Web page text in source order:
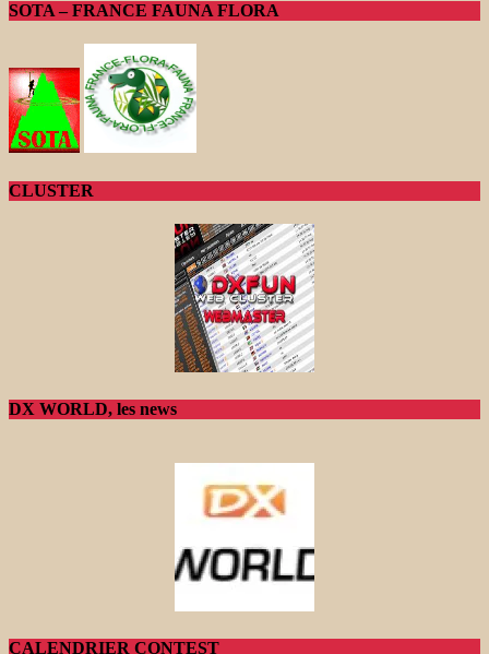
SOTA – FRANCE FAUNA FLORA
CLUSTER
DX WORLD, les news
CALENDRIER CONTEST